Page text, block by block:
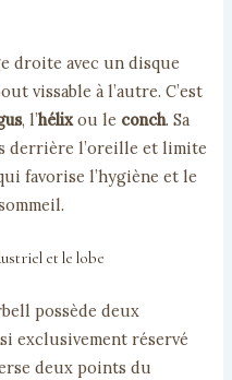
droite avec un disque
vissable à l’autre. C’est
, l’hélixou le conch. Sa
derrière l’oreille et limite
favorise l’hygiène et le
et le lobe
possède deux
exclusivement réservé
deux points du